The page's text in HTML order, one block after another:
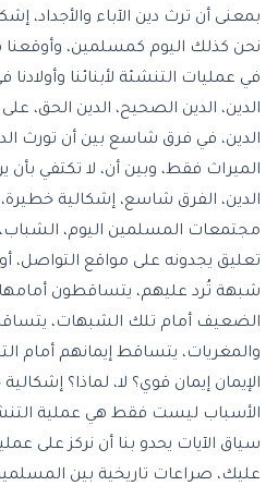
بمعنى أن ترث دين الآباء والأجداد،
نحن كذلك اليوم كمسلمين، وأوقعنا
في عمليات التنشئة لأبنائنا وأولادنا
الدين، الدين الصحيح، الدين الحق، على
الدين، في فرق شاسع بين أن تورث
الميراث فقط، وبين أن، لا تكتفي بأن
الدين، الفرق شاسع، إشكالية
مجتمعات المسلمين اليوم، الشباب،
تعليق يجدونه على مواقع التواصل،
شبهة تُرد عليهم، يتساقطون
الضعيف أمام تلك الشبهات،
والمغريات، يتساقط إيمانهم أمام
الإيمان إيمان قوي؟ لا، لماذا؟
الأسباب ليست فقط هي عملية
سياق الآيات يحدو بنا أن نركز على
عليك، صراعات تاريخية بين